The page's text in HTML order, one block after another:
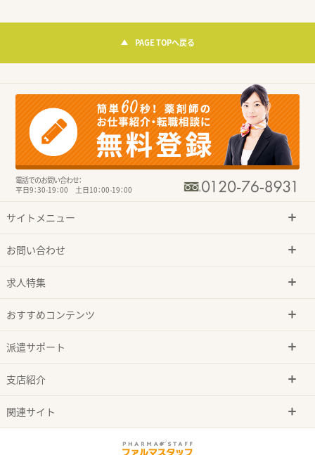
PAGE TOPへ戻る
電話でのお問い合わせ：
平日9：30-19：00 土日10：00-19：00
サイトメニュー
お問い合わせ
求人特集
おすすめコンテンツ
派遣サポート
支店紹介
関連サイト